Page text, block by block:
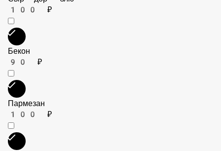
Сыр дор- блю
100 ₽
Бекон
90 ₽